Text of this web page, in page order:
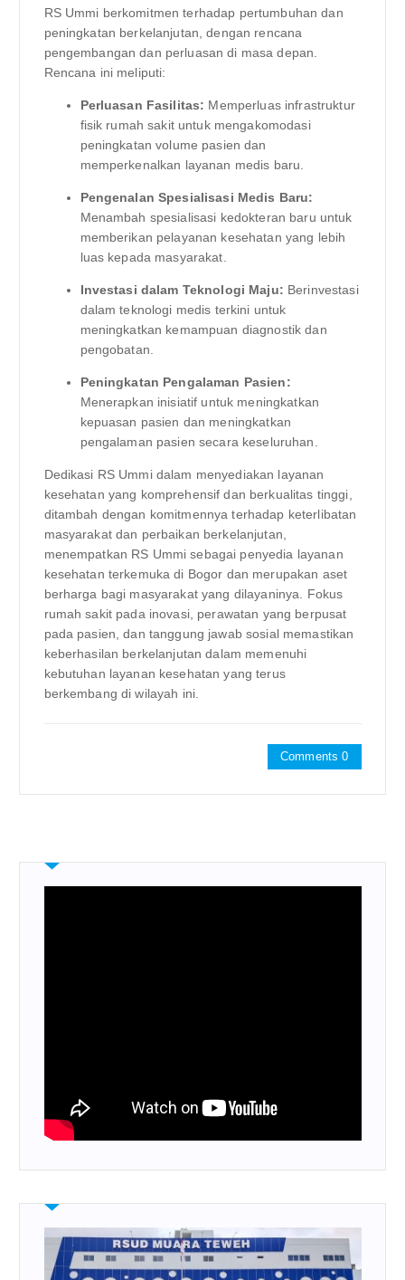
RS Ummi berkomitmen terhadap pertumbuhan dan
peningkatan berkelanjutan, dengan rencana
pengembangan dan perluasan di masa depan.
Rencana ini meliputi:
Perluasan Fasilitas: Memperluas infrastruktur
fisik rumah sakit untuk mengakomodasi
peningkatan volume pasien dan
memperkenalkan layanan medis baru.
Pengenalan Spesialisasi Medis Baru:
Menambah spesialisasi kedokteran baru untuk
memberikan pelayanan kesehatan yang lebih
luas kepada masyarakat.
Investasi dalam Teknologi Maju: Berinvestasi
dalam teknologi medis terkini untuk
meningkatkan kemampuan diagnostik dan
pengobatan.
Peningkatan Pengalaman Pasien:
Menerapkan inisiatif untuk meningkatkan
kepuasan pasien dan meningkatkan
pengalaman pasien secara keseluruhan.
Dedikasi RS Ummi dalam menyediakan layanan
kesehatan yang komprehensif dan berkualitas tinggi,
ditambah dengan komitmennya terhadap keterlibatan
masyarakat dan perbaikan berkelanjutan,
menempatkan RS Ummi sebagai penyedia layanan
kesehatan terkemuka di Bogor dan merupakan aset
berharga bagi masyarakat yang dilayaninya. Fokus
rumah sakit pada inovasi, perawatan yang berpusat
pada pasien, dan tanggung jawab sosial memastikan
keberhasilan berkelanjutan dalam memenuhi
kebutuhan layanan kesehatan yang terus
berkembang di wilayah ini.
Comments 0